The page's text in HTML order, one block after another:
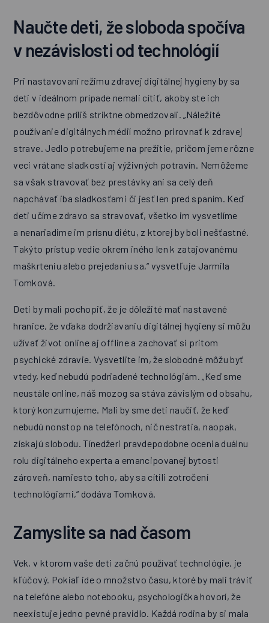
Naučte deti, že sloboda spočíva
v nezávislosti od technológií
Pri nastavovaní režimu zdravej digitálnej hygieny by sa
deti v ideálnom prípade nemali cítiť, akoby ste ich
bezdôvodne príliš striktne obmedzovali. „Náležité
používanie digitálnych médií možno prirovnať k zdravej
strave. Jedlo potrebujeme na prežitie, pričom jeme rôzne
veci vrátane sladkostí aj výživných potravín. Nemôžeme
sa však stravovať bez prestávky ani sa celý deň
napchávať iba sladkosťami či jesť len pred spaním. Keď
deti učíme zdravo sa stravovať, všetko im vysvetlíme
a nenariadime im prísnu diétu, z ktorej by boli nešťastné.
Takýto prístup vedie okrem iného len k zatajovanému
maškrteniu alebo prejedaniu sa,“ vysvetľuje Jarmila
Tomková.
Deti by mali pochopiť, že je dôležité mať nastavené
hranice, že vďaka dodržiavaniu digitálnej hygieny si môžu
užívať život online aj offline a zachovať si pritom
psychické zdravie. Vysvetlite im, že slobodné môžu byť
vtedy, keď nebudú podriadené technológiám. „Keď sme
neustále online, náš mozog sa stáva závislým od obsahu,
ktorý konzumujeme. Mali by sme deti naučiť, že keď
nebudú nonstop na telefónoch, nič nestratia, naopak,
získajú slobodu. Tínedžeri pravdepodobne ocenia duálnu
rolu digitálneho experta a emancipovanej bytosti
zároveň, namiesto toho, aby sa cítili zotročení
technológiami,“ dodáva Tomková.
Zamyslite sa nad časom
Vek, v ktorom vaše deti začnú používať technológie, je
kľúčový. Pokiaľ ide o množstvo času, ktoré by mali tráviť
na telefóne alebo notebooku, psychologička hovorí, že
neexistuje jedno pevné pravidlo. Každá rodina by si mala